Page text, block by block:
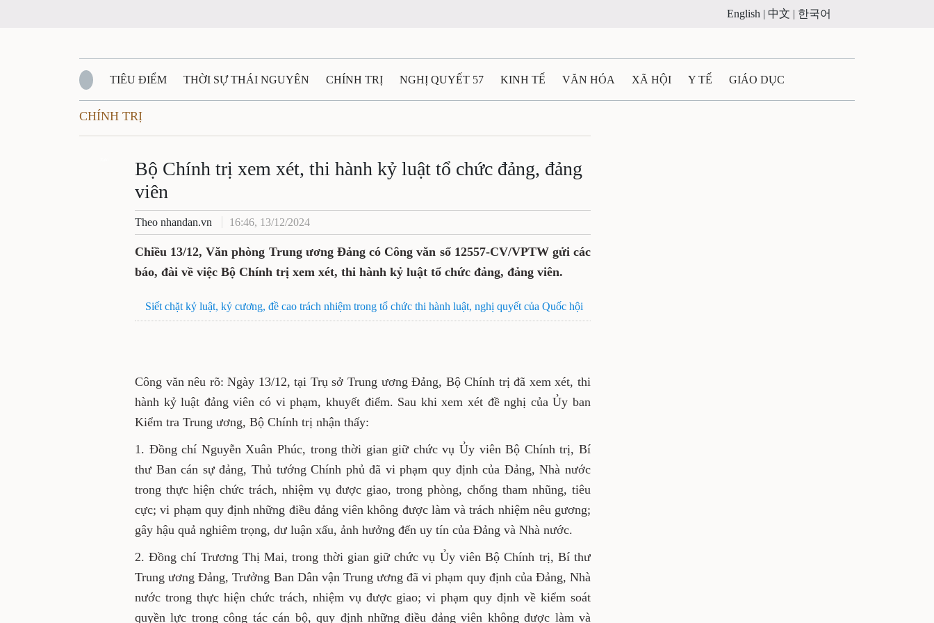
English | 中文 | 한국어
TIÊU ĐIỂM THỜI SỰ THÁI NGUYÊN CHÍNH TRỊ NGHỊ QUYẾT 57 KINH TẾ VĂN HÓA XÃ HỘI Y TẾ GIÁO DỤC
QUỐC PHÒNG - AN NINH
QUÊ HƯƠNG - ĐẤT NƯỚC QUỐC TẾ TÀI NGUYÊN - MÔI TRƯỜNG THỂ THAO THÔNG TIN - QUẢNG CÁO
CHÍNH TRỊ
Bộ Chính trị xem xét, thi hành kỷ luật tổ chức đảng, đảng
viên
Theo nhandan.vn 16:46, 13/12/2024
Chiều 13/12, Văn phòng Trung ương Đảng có Công văn số 12557-CV/VPTW gửi các
báo, đài về việc Bộ Chính trị xem xét, thi hành kỷ luật tổ chức đảng, đảng viên.
Siết chặt kỷ luật, kỷ cương, đề cao trách nhiệm trong tổ chức thi hành luật, nghị quyết của Quốc hội
Công văn nêu rõ: Ngày 13/12, tại Trụ sở Trung ương Đảng, Bộ Chính trị đã xem xét, thi
hành kỷ luật đảng viên có vi phạm, khuyết điểm. Sau khi xem xét đề nghị của Ủy ban
Kiểm tra Trung ương, Bộ Chính trị nhận thấy:
1. Đồng chí Nguyễn Xuân Phúc, trong thời gian giữ chức vụ Ủy viên Bộ Chính trị, Bí
thư Ban cán sự đảng, Thủ tướng Chính phủ đã vi phạm quy định của Đảng, Nhà nước
trong thực hiện chức trách, nhiệm vụ được giao, trong phòng, chống tham nhũng, tiêu
cực; vi phạm quy định những điều đảng viên không được làm và trách nhiệm nêu gương;
gây hậu quả nghiêm trọng, dư luận xấu, ảnh hưởng đến uy tín của Đảng và Nhà nước.
2. Đồng chí Trương Thị Mai, trong thời gian giữ chức vụ Ủy viên Bộ Chính trị, Bí thư
Trung ương Đảng, Trưởng Ban Dân vận Trung ương đã vi phạm quy định của Đảng, Nhà
nước trong thực hiện chức trách, nhiệm vụ được giao; vi phạm quy định về kiểm soát
quyền lực trong công tác cán bộ, quy định những điều đảng viên không được làm và